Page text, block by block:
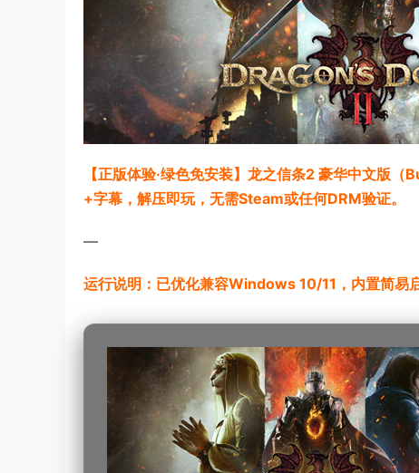
【正版体验·绿色免安装】龙之信条2 豪华中文版
+字幕，解压即玩，无需Steam或任何DRM验证。
—
运行说明：已优化兼容Windows 10/11，内置简易